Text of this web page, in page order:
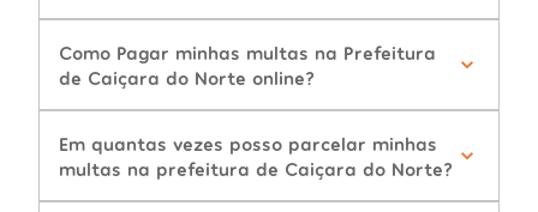
Como Pagar minhas multas na Prefeitura
de Caiçara do Norte online?
Em quantas vezes posso parcelar minhas
multas na prefeitura de Caiçara do Norte?